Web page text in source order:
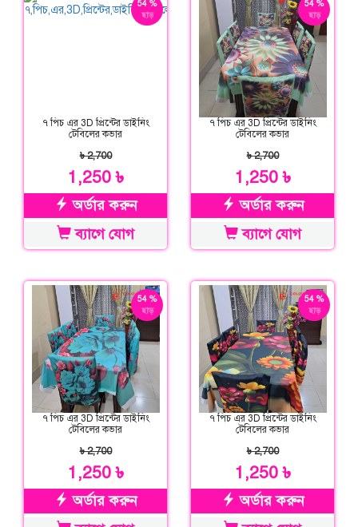
54 %
ছাড়
৭ পিচ এর 3D প্রিন্টের ডাইনিং
টেবিলের কভার
৳ 2,700
1,250 ৳
অর্ডার করুন
ব্যাগে যোগ
54 %
ছাড়
৭ পিচ এর 3D প্রিন্টের ডাইনিং
টেবিলের কভার
৳ 2,700
1,250 ৳
অর্ডার করুন
ব্যাগে যোগ
54 %
ছাড়
৭ পিচ এর 3D প্রিন্টের ডাইনিং
টেবিলের কভার
৳ 2,700
1,250 ৳
অর্ডার করুন
54 %
ছাড়
৭ পিচ এর 3D প্রিন্টের ডাইনিং
টেবিলের কভার
৳ 2,700
1,250 ৳
অর্ডার করুন